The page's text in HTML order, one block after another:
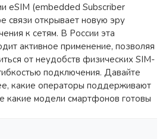
eSIM (embedded Subscriber
связи открывает новую эру
к сетям. В России эта
активное применение, позволяя
от неудобств физических SIM-
подключения. Давайте
какие операторы поддерживают
какие модели смартфонов готовы